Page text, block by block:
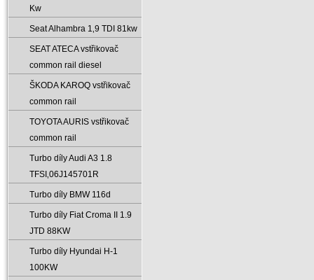
Kw
Seat Alhambra 1‚9 TDI 81kw
SEAT ATECA vstřikovač
common rail diesel
ŠKODA KAROQ vstřikovač
common rail
TOYOTA AURIS vstřikovač
common rail
Turbo díly Audi A3 1.8
TFSI‚06J145701R
Turbo díly BMW 116d
Turbo díly Fiat Croma II 1.9
JTD 88KW
Turbo díly Hyundai H-1
100KW